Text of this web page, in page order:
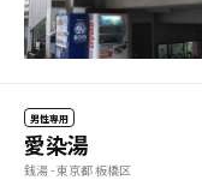
男性専用
愛染湯
銭湯 - 東京都 板橋区